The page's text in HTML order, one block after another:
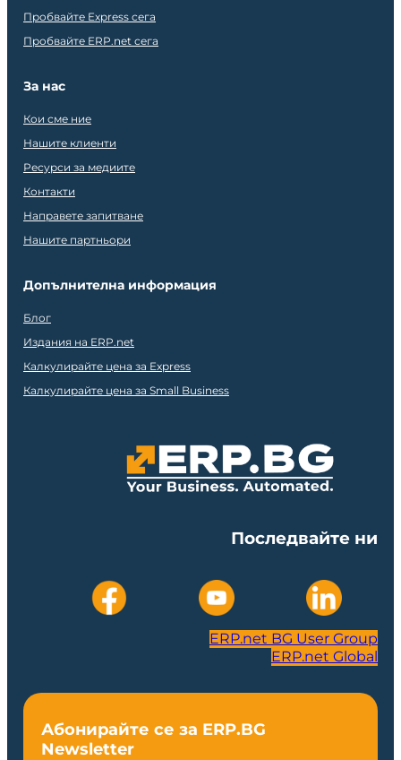
Пробвайте Express сега
Пробвайте ERP.net сега
За нас
Кои сме ние
Нашите клиенти
Ресурси за медиите
Контакти
Направете запитване
Нашите партньори
Допълнителна информация
Блог
Издания на ERP.net
Калкулирайте цена за Express
Калкулирайте цена за Small Business
Последвайте ни
ERP.net BG User Group
ERP.net Global
Абонирайте се за ERP.BG
Newsletter